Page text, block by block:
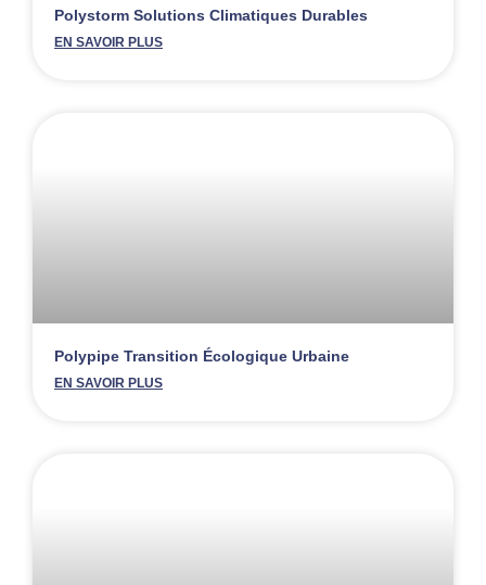
Polystorm Solutions Climatiques Durables
EN SAVOIR PLUS
Polypipe Transition Écologique Urbaine
EN SAVOIR PLUS